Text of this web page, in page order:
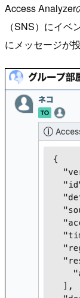
Access Analyzer
（SNS）にイ
にメッセージが